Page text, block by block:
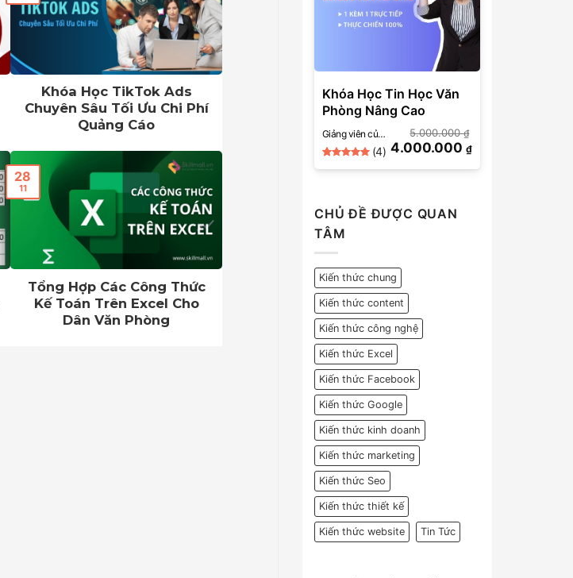
Khóa Học TikTok Ads
Chuyên Sâu Tối Ưu Chi Phí
Quảng Cáo
Tổng Hợp Các Công Thức
Kế Toán Trên Excel Cho
Dân Văn Phòng
28
11
Khóa Học Tin Học Văn
Phòng Nâng Cao
Giảng viên của
SkillMall
5
ratings
(4)
5.000.000₫
4.000.000₫
CHỦ ĐỀ ĐƯỢC QUAN
TÂM
Kiến thức chung
Kiến thức content
Kiến thức công nghệ
Kiến thức Excel
Kiến thức Facebook
Kiến thức Google
Kiến thức kinh doanh
Kiến thức marketing
Kiến thức Seo
Kiến thức thiết kế
Kiến thức website Tin Tức